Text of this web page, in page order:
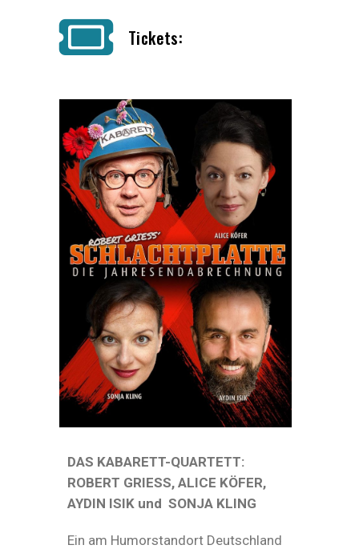
Tickets:
DAS KABARETT-QUARTETT:
ROBERT GRIESS, ALICE KÖFER,
AYDIN ISIK und SONJA KLING
Ein am Humorstandort Deutschland